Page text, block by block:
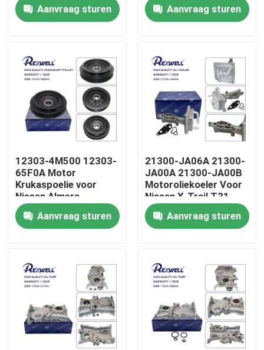
Huis
Video's
Over ons
Fabriekstour
Kwaliteitscontrole
Neem contact met ons op
Nieuws
gevallen
Vraag een offerte
Aanvraag sturen
Aanvraag sturen
12303-4M500 12303-
65F0A Motor
Krukaspoelie voor
Nissan Almera
Bluebird Primera
Sylphy QG16DE
QG18DE
Aanvraag sturen
21300-JA06A 21300-
JA00A 21300-JA00B
Motoroliekoeler Voor
Nissan X-Trail T31
Altima Sentra
Aanvraag sturen